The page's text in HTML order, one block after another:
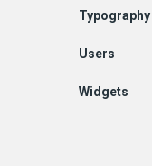
Typography
Users
Widgets